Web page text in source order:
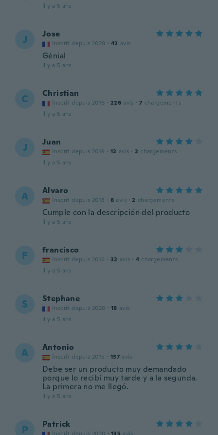
il y a 5 ans
J Jose
Inscrit depuis 2020 · 42 avis
Génial
il y a 5 ans
C Christian
Inscrit depuis 2016 · 226 avis · 7 chargements
il y a 5 ans
J Juan
Inscrit depuis 2019 · 12 avis · 2 chargements
il y a 5 ans
A Alvaro
Inscrit depuis 2018 · 8 avis · 2 chargements
Cumple con la descripción del producto
il y a 5 ans
F francisco
Inscrit depuis 2016 · 32 avis · 4 chargements
il y a 5 ans
S Stephane
Inscrit depuis 2020 · 18 avis
il y a 5 ans
A Antonio
Inscrit depuis 2015 · 137 avis
Debe ser un producto muy demandado
porque lo recibí muy tarde y a la segunda.
La primera no me llegó.
il y a 5 ans
P Patrick